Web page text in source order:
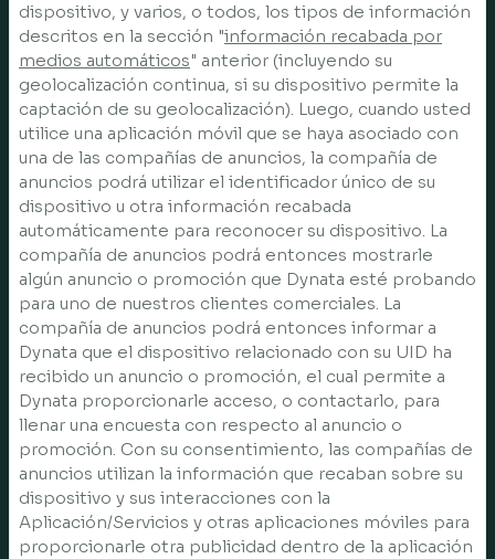
dispositivo, y varios, o todos, los tipos de información
descritos en la sección "información recabada por
medios automáticos" anterior (incluyendo su
geolocalización continua, si su dispositivo permite la
captación de su geolocalización). Luego, cuando usted
utilice una aplicación móvil que se haya asociado con
una de las compañías de anuncios, la compañía de
anuncios podrá utilizar el identificador único de su
dispositivo u otra información recabada
automáticamente para reconocer su dispositivo. La
compañía de anuncios podrá entonces mostrarle
algún anuncio o promoción que Dynata esté probando
para uno de nuestros clientes comerciales. La
compañía de anuncios podrá entonces informar a
Dynata que el dispositivo relacionado con su UID ha
recibido un anuncio o promoción, el cual permite a
Dynata proporcionarle acceso, o contactarlo, para
llenar una encuesta con respecto al anuncio o
promoción. Con su consentimiento, las compañías de
anuncios utilizan la información que recaban sobre su
dispositivo y sus interacciones con la
Aplicación/Servicios y otras aplicaciones móviles para
proporcionarle otra publicidad dentro de la aplicación